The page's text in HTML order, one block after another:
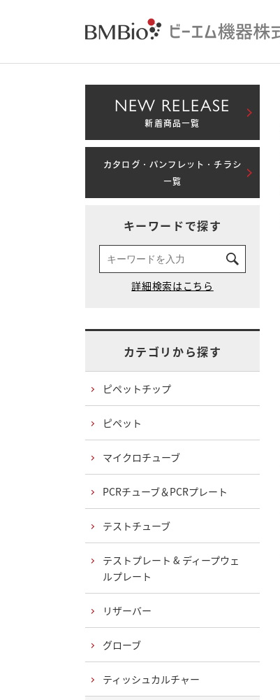
NEW RELEASE
新着商品一覧
カタログ・パンフレット・チラシ
一覧
キーワードで探す
カテゴリから探す
ピペットチップ
ピペット
マイクロチューブ
PCRチューブ＆PCRプレート
テストチューブ
テストプレート & ディープウェ
ルプレート
リザーバー
グローブ
ティッシュカルチャー